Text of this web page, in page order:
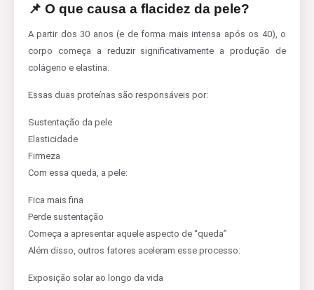
📌 O que causa a flacidez da pele?
A partir dos 30 anos (e de forma mais intensa após os 40), o
corpo começa a reduzir significativamente a produção de
colágeno e elastina.
Essas duas proteínas são responsáveis por:
Sustentação da pele
Elasticidade
Firmeza
Com essa queda, a pele:
Fica mais fina
Perde sustentação
Começa a apresentar aquele aspecto de “queda”
Além disso, outros fatores aceleram esse processo:
Exposição solar ao longo da vida